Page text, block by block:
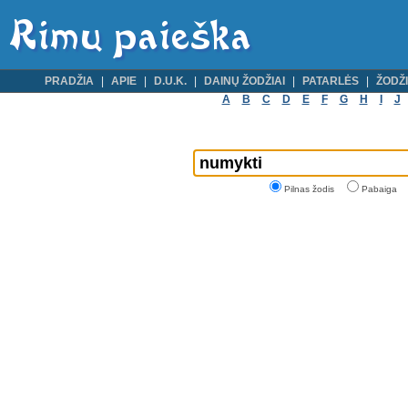
PRADŽIA APIE D.U.K. DAINŲ ŽODŽIAI PATARLĖS
A
B C D E F G H J
Pilnas žodis Pabaiga